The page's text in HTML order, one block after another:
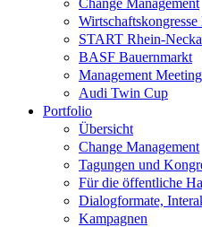
Change Management
START Rhein-
BASF Bauernmarkt
Management
Audi Twin Cup
Portfolio
Übersicht
Change Management
Tagungen und
Für die öffentliche
Dialogformate,
Kampagnen